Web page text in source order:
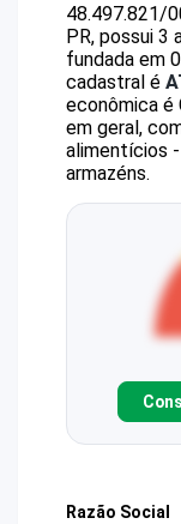
48.497.821/
PR, possui 3
fundada em
cadastral é
econômica é
em geral,
alimentícios
armazéns.
Razão Social